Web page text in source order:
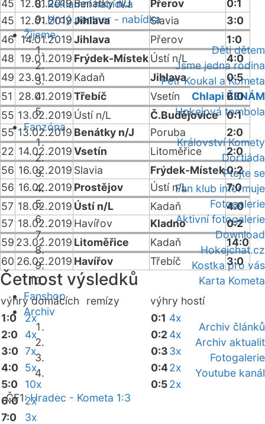
Reklamní nabídka
Hrdý partner - nabídka
Žijeme
Děti dětem
Jsme jedna rodina
Petr Koukal a Kometa
Chlapi ŽENÁM
Hokejová tombola
Fanzóna
Království Komety
Dortiáda
Ptejte se
Fan klub informuje
Fotogalerie
Aktivní fotogalerie
Download
Hokejchat.cz
Kostka pro vás
Karta Kometa
Fanshop
Archiv
Archiv článků
Archiv aktualit
Fotogalerie
Youtube kanál
ČF1:Hradec - Kometa 1:3
45 12.01.2019Benátky n/J Přerov
0:1
45 12.01.2019Jihlava Slavia
3:0
46 14.01.2019Jihlava Přerov
1:0
48 19.01.2019 Frýdek-MístekÚstí n/L
4:0
49 23.01.2019 Kadaň Jihlava
0:5
51
28.01.2019Třebíč Vsetín
6:0
55 13.02.2019 Ústí n/L Č.Budějovice
0:1
55 13.02.2019 Benátky n/J Poruba
2:0
22 14.02.2019Vsetín Litoměřice
2:0
56 16.02.2019 Slavia Frýdek-Místek0:2
56 16.02.2019 Prostějov Ústí n/L
7:0
57 18.02.2019 Ústí n/L Kadaň
4:0
57 18.02.2019 Havířov Kladno
0:2
59 23.02.2019 Litoměřice Kadaň
14:0
60 26.02.2019 Havířov Třebíč 3:0
Četnost výsledků
výhry domácích remízy výhry hostí
1:0
2x
2:0
4x
3:0 7x
4:0 5x
5:0
10x
6:0 2x
7:0
3x
0:1 4x
0:24x
0:33x
0:42x
0:52x